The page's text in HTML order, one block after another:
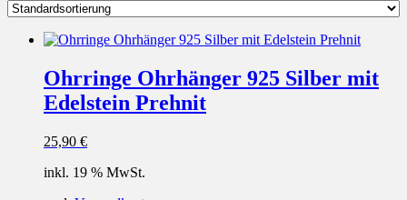
Ohrringe Ohrhänger 925 Silber mit
Edelstein Prehnit
25,90 €
inkl. 19 % MwSt.